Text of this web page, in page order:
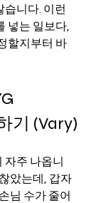
니다. 이런
넣는 일보다,
할지부터 바
기 (Vary)
자주 나옵니
았는데, 갑자
님 수가 줄어